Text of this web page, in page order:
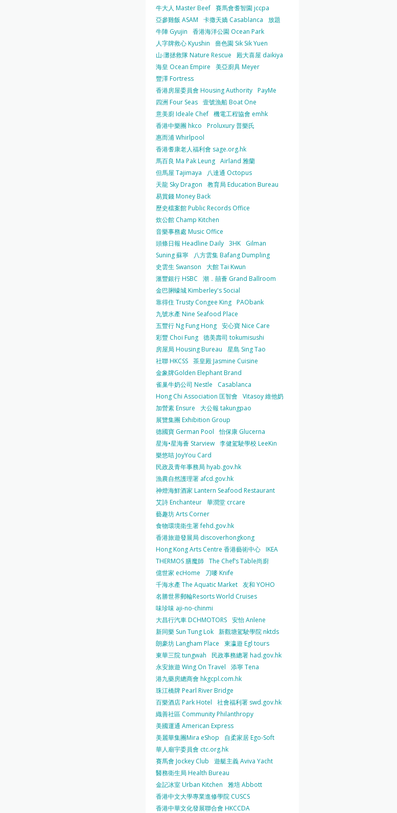
牛大人 Master Beef 賽馬會耆智園 jccpa
亞參雞飯 ASAM
卡撒天嬌 Casablanca
放題
牛陣 Gyujin
香港海洋公園 Ocean Park
人字牌救心 Kyushin
嗇色園 Sik Sik Yuen
山‧灘拯救隊 Nature Rescue
殿大喜屋 daikiya
海皇 Ocean Empire
美亞廚具 Meyer
豐澤 Fortress
香港房屋委員會 Housing Authority PayMe
四洲 Four Seas 壹號漁船 Boat One
意美廚 Ideale Chef 機電工程協會 emhk
香港中樂團 hkco
Proluxury 普樂氏
惠而浦 Whirlpool
香港耆康老人福利會 sage.org.hk
馬百良 Ma Pak Leung Airland 雅蘭
但馬屋 Tajimaya
八達通 Octopus
天龍 Sky Dragon
教育局 Education Bureau
易賞錢 Money Back
歷史檔案館 Public Records Office
炊公館 Champ Kitchen
音樂事務處 Music Office
頭條日報 Headline Daily 3HK
Gilman
Suning 蘇寧
八方雲集 Bafang Dumpling
史雲生 Swanson
大館 Tai Kwun
滙豐銀行 HSBC
潮．囍薈 Grand Ballroom
金巴脷蠔城 Kimberley's Social
靠得住 Trusty Congee King PAObank
九號水產 Nine Seafood Place
五豐行 Ng Fung Hong 安心寶 Nice Care
彩豐 Choi Fung 德美壽司 tokumisushi
房屋局 Housing Bureau
星島 Sing Tao
社聯 HKCSS 茶皇殿 Jasmine Cuisine
金象牌Golden Elephant Brand
雀巢牛奶公司 Nestle
Casablanca
Hong Chi Association 匡智會
Vitasoy 維他奶
加營素 Ensure
大公報 takungpao
展覽集團 Exhibition Group
德國寶 German Pool
怡保康 Glucerna
星海•星海薈 Starview 李健駕駛學校 LeeKin
樂悠咭 JoyYou Card
民政及青年事務局 hyab.gov.hk
漁農自然護理署 afcd.gov.hk
神燈海鮮酒家 Lantern Seafood Restaurant
艾詩 Enchanteur 華潤堂 crcare
藝趣坊 Arts Corner
食物環境衛生署 fehd.gov.hk
香港旅遊發展局 discoverhongkong
Hong Kong Arts Centre 香港藝術中心 IKEA
THERMOS 膳魔師 The Chef’s Table尚廚
億世家 ecHome
刀嘜 Knife
千海水產 The Aquatic Market 友和 YOHO
名勝世界郵輪Resorts World Cruises
味珍味 aji-no-chinmi
大昌行汽車 DCHMOTORS 安怡 Anlene
新同樂 Sun Tung Lok 新觀塘駕駛學院 nktds
朗豪坊 Langham Place
東瀛遊 Egl tours
東華三院 tungwah
民政事務總署 had.gov.hk
永安旅遊 Wing On Travel
添寧 Tena
港九藥房總商會 hkgcpl.com.hk
珠江橋牌 Pearl River Bridge
百樂酒店 Park Hotel
社會福利署 swd.gov.hk
織善社區 Community Philanthropy
美國運通 American Express
美麗華集團Mira eShop
自柔家居 Ego-Soft
華人廟宇委員會 ctc.org.hk
賽馬會 Jockey Club
遊艇主義 Aviva Yacht
醫務衛生局 Health Bureau
金記冰室 Urban Kitchen
雅培 Abbott
香港中文大學專業進修學院 CUSCS
香港中華文化發展聯合會 HKCCDA